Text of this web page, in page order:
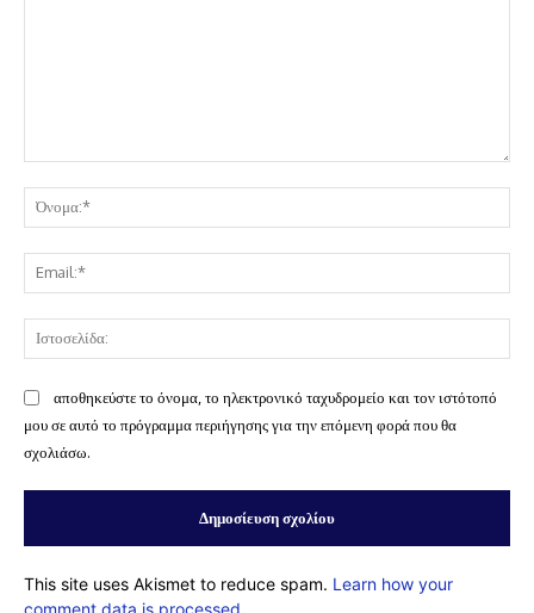
αποθηκεύστε το όνομα, το ηλεκτρονικό ταχυδρομείο και τον ιστότοπό
μου σε αυτό το πρόγραμμα περιήγησης για την επόμενη φορά που θα
σχολιάσω.
This site uses Akismet to reduce spam. Learn how your
comment data is processed.